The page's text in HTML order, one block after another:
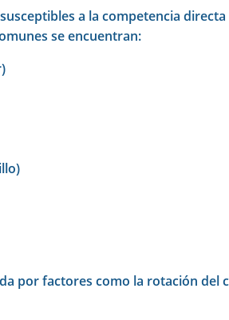
a la competencia directa
se encuentran:
por factores como la rotación